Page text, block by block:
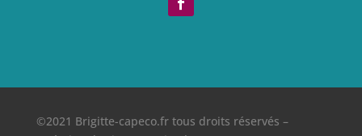
©2021 Brigitte-capeco.fr tous droits réservés –